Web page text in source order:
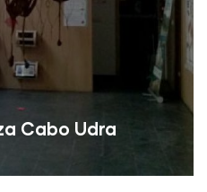
Cabo Udra